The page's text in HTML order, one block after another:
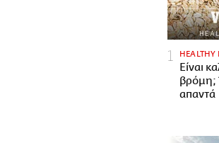
HEALTHY
Είναι
βρόμη;
απαντά